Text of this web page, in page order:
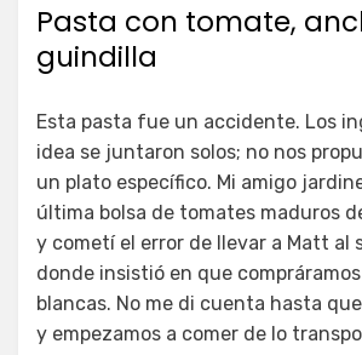
Pasta con tomate,
guindilla
Esta pasta fue un accidente. Los
idea se juntaron solos; no nos
un plato específico. Mi amigo
última bolsa de tomates maduros
y cometí el error de llevar a Matt al
donde insistió en que
blancas. No me di cuenta hasta
y empezamos a comer de lo